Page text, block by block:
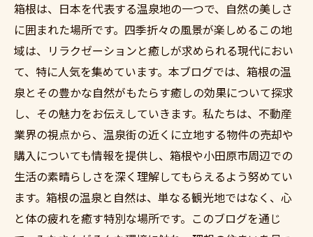
箱根は、日本を代表する温泉地の一つで、自然の美しさ
に囲まれた場所です。四季折々の風景が楽しめるこの地
域は、リラクゼーションと癒しが求められる現代におい
て、特に人気を集めています。本ブログでは、箱根の温
泉とその豊かな自然がもたらす癒しの効果について探求
し、その魅力をお伝えしていきます。私たちは、不動産
業界の視点から、温泉街の近くに立地する物件の売却や
購入についても情報を提供し、箱根や小田原市周辺での
生活の素晴らしさを深く理解してもらえるよう努めてい
ます。箱根の温泉と自然は、単なる観光地ではなく、心
と体の疲れを癒す特別な場所です。このブログを通じ